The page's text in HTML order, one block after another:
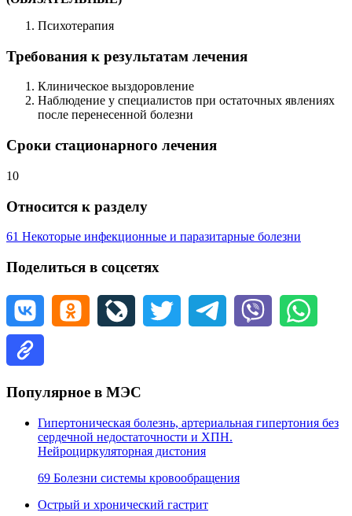
Психотерапия
Требования к результатам лечения
Клиническое выздоровление
Наблюдение у специалистов при остаточных явлениях
после перенесенной болезни
Сроки стационарного лечения
10
Относится к разделу
61 Некоторые инфекционные и паразитарные болезни
Поделиться в соцсетях
Популярное в МЭС
Гипертоническая болезнь, артериальная гипертония без
сердечной недостаточности и ХПН.
Нейроциркуляторная дистония
69 Болезни системы кровообращения
Острый и хронический гастрит